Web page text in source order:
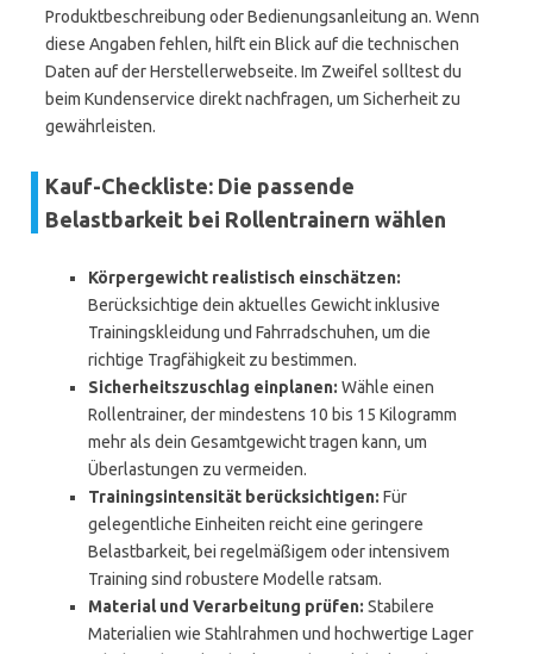
Produktbeschreibung oder Bedienungsanleitung an. Wenn
diese Angaben fehlen, hilft ein Blick auf die technischen
Daten auf der Herstellerwebseite. Im Zweifel solltest du
beim Kundenservice direkt nachfragen, um Sicherheit zu
gewährleisten.
Kauf-Checkliste: Die passende
Belastbarkeit bei Rollentrainern wählen
Körpergewicht realistisch einschätzen:
Berücksichtige dein aktuelles Gewicht inklusive
Trainingskleidung und Fahrradschuhen, um die
richtige Tragfähigkeit zu bestimmen.
Sicherheitszuschlag einplanen: Wähle einen
Rollentrainer, der mindestens 10 bis 15 Kilogramm
mehr als dein Gesamtgewicht tragen kann, um
Überlastungen zu vermeiden.
Trainingsintensität berücksichtigen: Für
gelegentliche Einheiten reicht eine geringere
Belastbarkeit, bei regelmäßigem oder intensivem
Training sind robustere Modelle ratsam.
Material und Verarbeitung prüfen: Stabilere
Materialien wie Stahlrahmen und hochwertige Lager